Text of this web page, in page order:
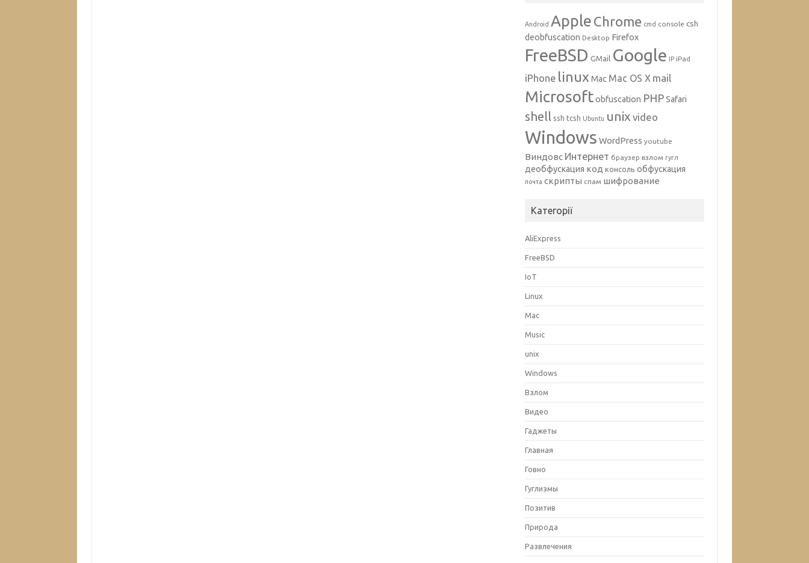
Android Apple Chrome cmd console csh
deobfuscation Desktop Firefox
FreeBSD GMail Google IP iPad
iPhone linux Mac Mac OS X mail
Microsoft obfuscation PHP Safari
shell ssh tcsh Ubuntu unix video
Windows WordPress youtube
Виндовс Интернет браузер взлом гугл
деобфускация код консоль обфускация
почта скрипты спам шифрование
Категорії
AliExpress
FreeBSD
IoT
Linux
Mac
Music
unix
Windows
Взлом
Видео
Гаджеты
Главная
Говно
Гуглизмы
Позитив
Природа
Развлечения